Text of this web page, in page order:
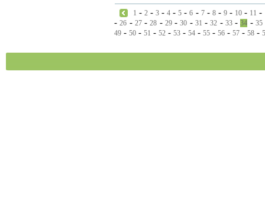
1 -2 -3 -4 -5 -6 - 7- 8- 9- 10- 11 -
-26 - 27-28 - 29-30 - 31 -32 - 33-34 - 35
49 - 50 - 51 - 52 - 53 - 54 - 55 - 56 - 57 - 58 -